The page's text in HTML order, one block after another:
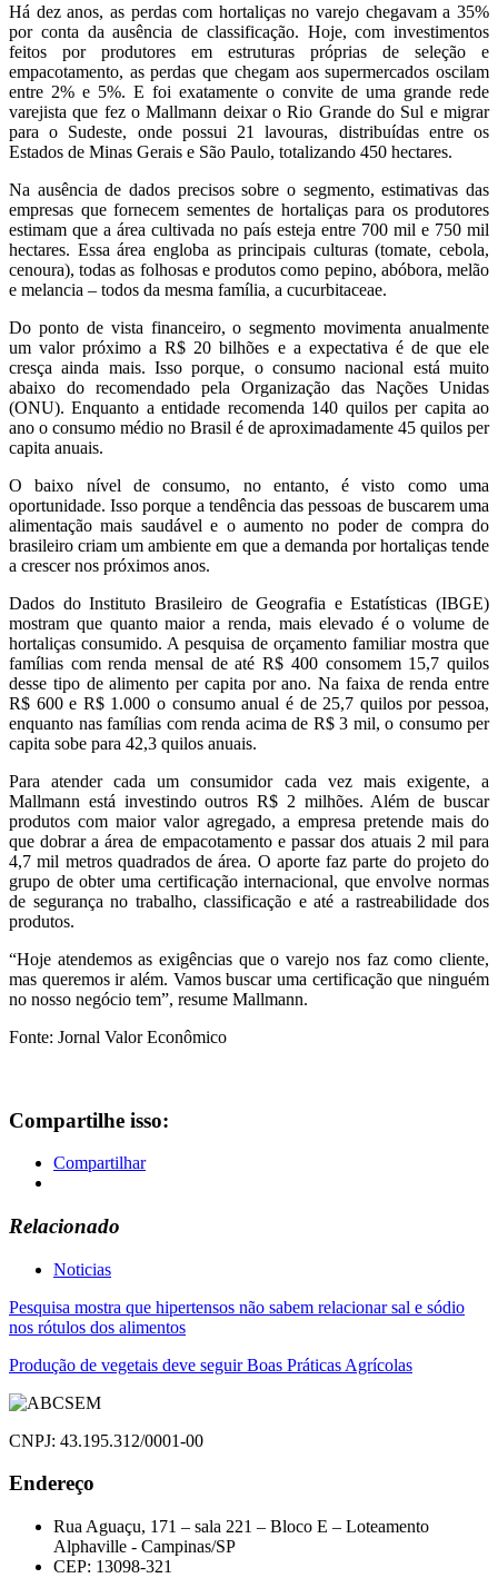
Há dez anos, as perdas com hortaliças no varejo chegavam a 35%
por conta da ausência de classificação. Hoje, com investimentos
feitos por produtores em estruturas próprias de seleção e
empacotamento, as perdas que chegam aos supermercados oscilam
entre 2% e 5%. E foi exatamente o convite de uma grande rede
varejista que fez o Mallmann deixar o Rio Grande do Sul e migrar
para o Sudeste, onde possui 21 lavouras, distribuídas entre os
Estados de Minas Gerais e São Paulo, totalizando 450 hectares.
Na ausência de dados precisos sobre o segmento, estimativas das
empresas que fornecem sementes de hortaliças para os produtores
estimam que a área cultivada no país esteja entre 700 mil e 750 mil
hectares. Essa área engloba as principais culturas (tomate, cebola,
cenoura), todas as folhosas e produtos como pepino, abóbora, melão
e melancia – todos da mesma família, a cucurbitaceae.
Do ponto de vista financeiro, o segmento movimenta anualmente
um valor próximo a R$ 20 bilhões e a expectativa é de que ele
cresça ainda mais. Isso porque, o consumo nacional está muito
abaixo do recomendado pela Organização das Nações Unidas
(ONU). Enquanto a entidade recomenda 140 quilos per capita ao
ano o consumo médio no Brasil é de aproximadamente 45 quilos per
capita anuais.
O baixo nível de consumo, no entanto, é visto como uma
oportunidade. Isso porque a tendência das pessoas de buscarem uma
alimentação mais saudável e o aumento no poder de compra do
brasileiro criam um ambiente em que a demanda por hortaliças tende
a crescer nos próximos anos.
Dados do Instituto Brasileiro de Geografia e Estatísticas (IBGE)
mostram que quanto maior a renda, mais elevado é o volume de
hortaliças consumido. A pesquisa de orçamento familiar mostra que
famílias com renda mensal de até R$ 400 consomem 15,7 quilos
desse tipo de alimento per capita por ano. Na faixa de renda entre
R$ 600 e R$ 1.000 o consumo anual é de 25,7 quilos por pessoa,
enquanto nas famílias com renda acima de R$ 3 mil, o consumo per
capita sobe para 42,3 quilos anuais.
Para atender cada um consumidor cada vez mais exigente, a
Mallmann está investindo outros R$ 2 milhões. Além de buscar
produtos com maior valor agregado, a empresa pretende mais do
que dobrar a área de empacotamento e passar dos atuais 2 mil para
4,7 mil metros quadrados de área. O aporte faz parte do projeto do
grupo de obter uma certificação internacional, que envolve normas
de segurança no trabalho, classificação e até a rastreabilidade dos
produtos.
“Hoje atendemos as exigências que o varejo nos faz como cliente,
mas queremos ir além. Vamos buscar uma certificação que ninguém
no nosso negócio tem”, resume Mallmann.
Fonte: Jornal Valor Econômico
Compartilhe isso:
Compartilhar
Relacionado
Noticias
Navegação
de
Post
Pesquisa mostra que hipertensos não sabem relacionar sal e sódio
nos rótulos dos alimentos
Produção de vegetais deve seguir Boas Práticas Agrícolas
CNPJ: 43.195.312/0001-00
Endereço
Rua Aguaçu, 171 – sala 221 – Bloco E – Loteamento
Alphaville - Campinas/SP
CEP: 13098-321